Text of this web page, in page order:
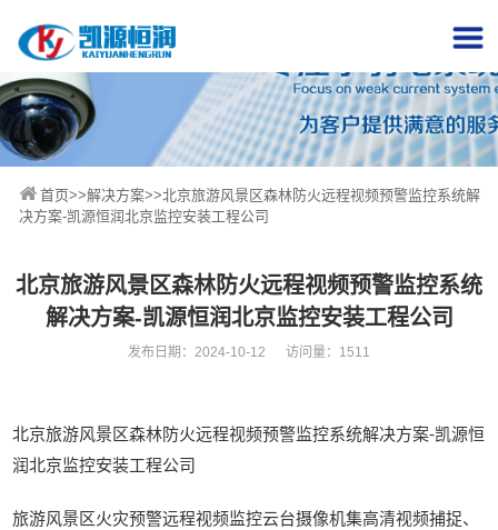
首页>>解决方案>>北京旅游风景区森林防火远程视频预警监控系统解
决方案-凯源恒润北京监控安装工程公司
北京旅游风景区森林防火远程视频预警监控系统
解决方案-凯源恒润北京监控安装工程公司
发布日期：2024-10-12 访问量：1511
北京旅游风景区森林防火远程视频预警监控系统解决方案-凯源恒
润北京监控安装工程公司
旅游风景区火灾预警远程视频监控云台摄像机集高清视频捕捉、